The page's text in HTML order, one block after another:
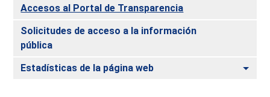
Accesos al Portal de Transparencia
Solicitudes de acceso a la información
pública
Estadísticas de la página web